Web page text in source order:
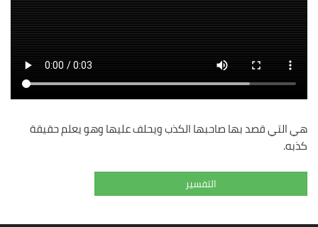
هي التي قصد بها صاحبها الكذب ويحلف عليها وهو يعلم حقيقة
كذبه.